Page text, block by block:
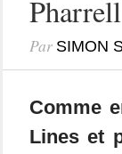
Par SIMON
Comme
Lines et